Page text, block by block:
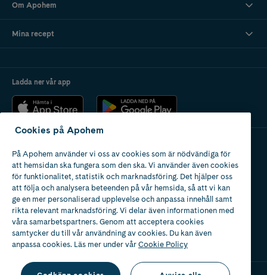
Om Apohem
Mina recept
Ladda ner vår app
Apotek med tillstånd
av Läkemedelsverket
Cookies på Apohem
På Apohem använder vi oss av cookies som är nödvändiga för
att hemsidan ska fungera som den ska. Vi använder även cookies
för funktionalitet, statistik och marknadsföring. Det hjälper oss
att följa och analysera beteenden på vår hemsida, så att vi kan
ge en mer personaliserad upplevelse och anpassa innehåll samt
rikta relevant marknadsföring. Vi delar även informationen med
våra samarbetspartners. Genom att acceptera cookies
samtycker du till vår användning av cookies. Du kan även
anpassa cookies. Läs mer under vårCookie Policy